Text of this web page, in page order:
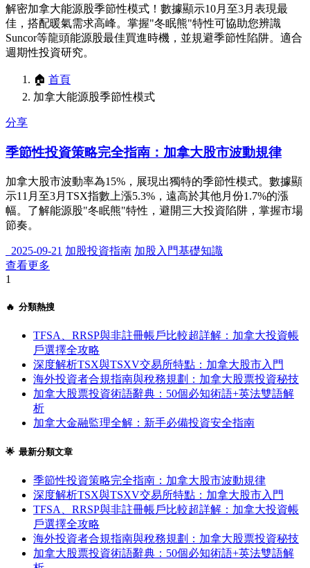
解密加拿大能源股季節性模式！數據顯示10月至3月表現最
佳，搭配暖氣需求高峰。掌握"冬眠熊"特性可協助您辨識
Suncor等龍頭能源股最佳買進時機，並規避季節性陷阱。適合
週期性投資研究。
🏠 首頁
加拿大能源股季節性模式
分享
季節性投資策略完全指南：加拿大股市波動規律
加拿大股市波動率為15%，展現出獨特的季節性模式。數據顯
示11月至3月TSX指數上漲5.3%，遠高於其他月份1.7%的漲
幅。了解能源股"冬眠熊"特性，避開三大投資陷阱，掌握市場
節奏。
2025-09-21 加股投資指南 加股入門基礎知識
查看更多
1
🔥 分類熱搜
TFSA、RRSP與非註冊帳戶比較超詳解：加拿大投資帳
戶選擇全攻略
深度解析TSX與TSXV交易所特點：加拿大股市入門
海外投資者合規指南與稅務規劃：加拿大股票投資秘技
加拿大股票投資術語辭典：50個必知術語+英法雙語解
析
加拿大金融監理全解：新手必備投資安全指南
🌟 最新分類文章
季節性投資策略完全指南：加拿大股市波動規律
深度解析TSX與TSXV交易所特點：加拿大股市入門
TFSA、RRSP與非註冊帳戶比較超詳解：加拿大投資帳
戶選擇全攻略
海外投資者合規指南與稅務規劃：加拿大股票投資秘技
加拿大股票投資術語辭典：50個必知術語+英法雙語解